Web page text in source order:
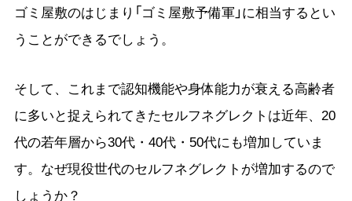
ゴミ屋敷のはじまり「ゴミ屋敷予備軍」に相当するとい
うことができるでしょう。
そして、これまで認知機能や身体能力が衰える高齢者
に多いと捉えられてきたセルフネグレクトは近年、20
代の若年層から30代・40代・50代にも増加していま
す。なぜ現役世代のセルフネグレクトが増加するので
しょうか？